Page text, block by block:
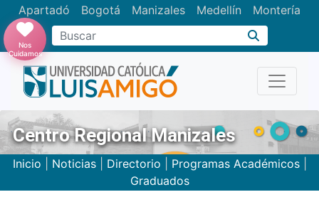
Apartadó Bogotá Manizales Medellín Montería
Nos
Cuidamos
Centro Regional Manizales
Inicio Noticias| Directorio Programas Académicos|
Graduados